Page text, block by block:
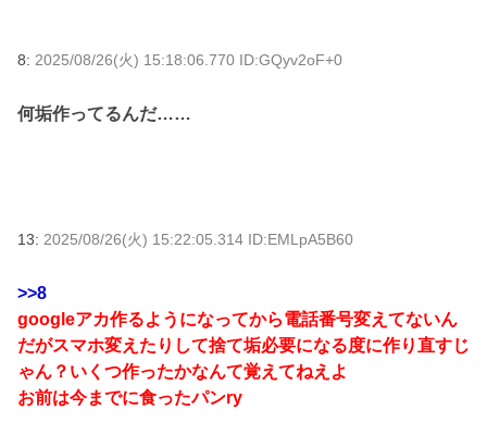
8: 2025/08/26(火) 15:18:06.770 ID:GQyv2oF+0
何垢作ってるんだ……
13: 2025/08/26(火) 15:22:05.314 ID:EMLpA5B60
>>8
googleアカ作るようになってから電話番号変えてないん
だがスマホ変えたりして捨て垢必要になる度に作り直すじ
ゃん？いくつ作ったかなんて覚えてねえよ
お前は今までに食ったパンry